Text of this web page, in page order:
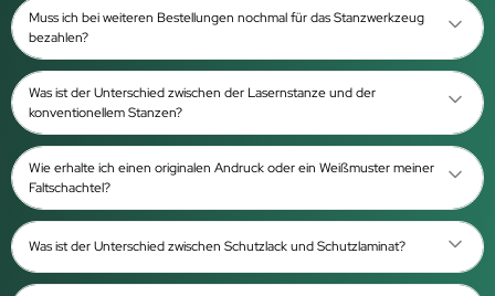
Muss ich bei weiteren Bestellungen nochmal für das Stanzwerkzeug
bezahlen?
Was ist der Unterschied zwischen der Lasernstanze und der
konventionellem Stanzen?
Wie erhalte ich einen originalen Andruck oder ein Weißmuster meiner
Faltschachtel?
Was ist der Unterschied zwischen Schutzlack und Schutzlaminat?